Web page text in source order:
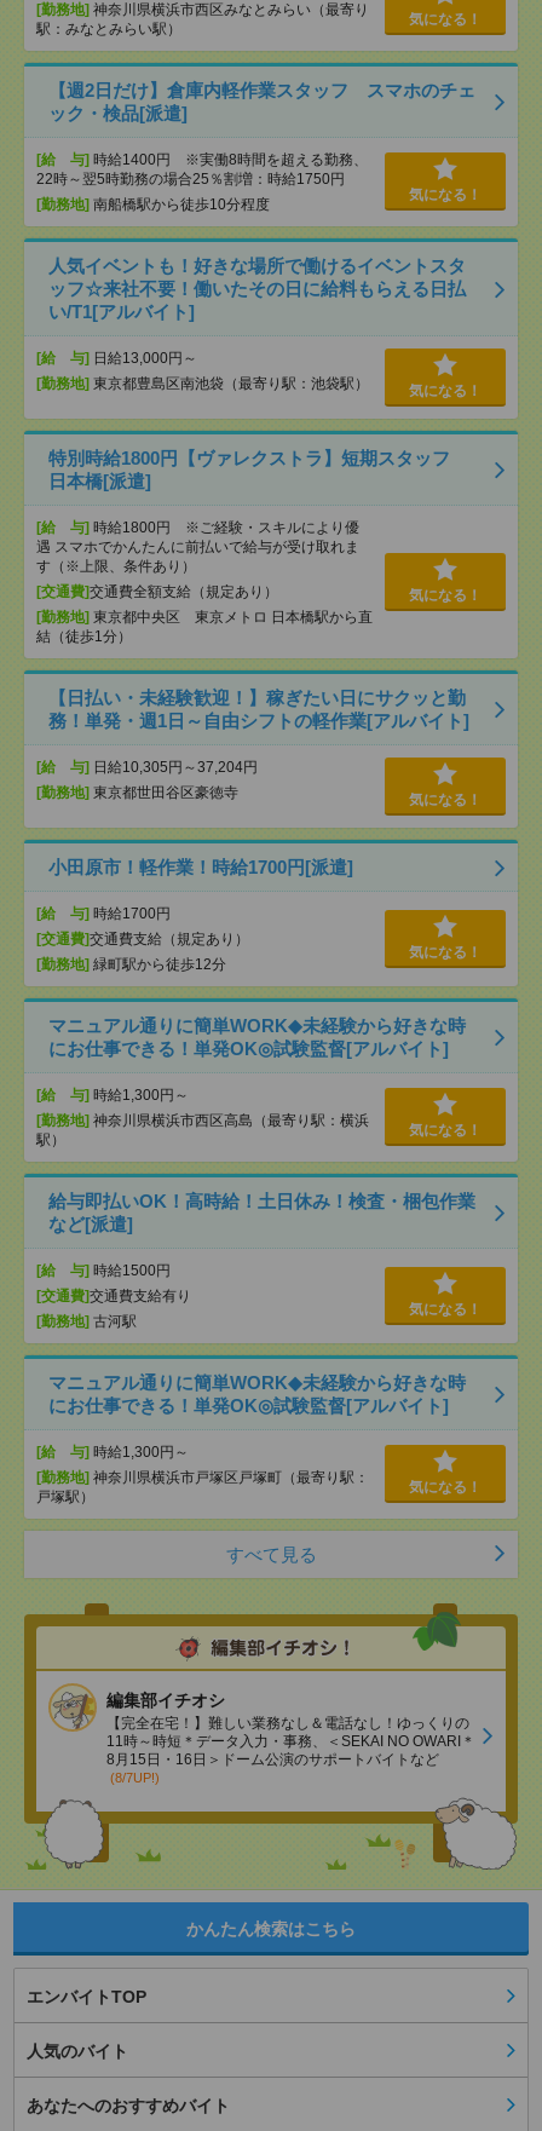
[勤務地] 神奈川県横浜市西区みなとみらい（最寄り
駅：みなとみらい駅）
気になる！
【週2日だけ】倉庫内軽作業スタッフ スマホのチェ
ック・検品[派遣]
[給 与] 時給1400円 ※実働8時間を超える勤務、
22時～翌5時勤務の場合25％割増：時給1750円
[勤務地] 南船橋駅から徒歩10分程度
気になる！
人気イベントも！好きな場所で働けるイベントスタ
ッフ☆来社不要！働いたその日に給料もらえる日払
い/T1[アルバイト]
[給 与] 日給13,000円～
[勤務地] 東京都豊島区南池袋（最寄り駅：池袋駅） 気になる！
特別時給1800円【ヴァレクストラ】短期スタッフ
日本橋[派遣]
[給 与] 時給1800円 ※ご経験・スキルにより優
遇 スマホでかんたんに前払いで給与が受け取れま
す（※上限、条件あり）
[交通費]交通費全額支給（規定あり）
[勤務地] 東京都中央区 東京メトロ 日本橋駅から直
結（徒歩1分）
気になる！
【日払い・未経験歓迎！】稼ぎたい日にサクッと勤
務！単発・週1日～自由シフトの軽作業[アルバイト]
[給 与] 日給10,305円～37,204円
[勤務地] 東京都世田谷区豪徳寺 気になる！
小田原市！軽作業！時給1700円[派遣]
[給 与] 時給1700円
[交通費]交通費支給（規定あり）
[勤務地] 緑町駅から徒歩12分
気になる！
マニュアル通りに簡単WORK◆未経験から好きな時
にお仕事できる！単発OK◎試験監督[アルバイト]
[給 与] 時給1,300円～
[勤務地] 神奈川県横浜市西区高島（最寄り駅：横浜
駅）
気になる！
給与即払いOK！高時給！土日休み！検査・梱包作業
など[派遣]
[給 与] 時給1500円
[交通費]交通費支給有り
[勤務地] 古河駅
気になる！
マニュアル通りに簡単WORK◆未経験から好きな時
にお仕事できる！単発OK◎試験監督[アルバイト]
[給 与] 時給1,300円～
[勤務地] 神奈川県横浜市戸塚区戸塚町（最寄り駅：
戸塚駅）
気になる！
すべて見る
編集部イチオシ
【完全在宅！】難しい業務なし＆電話なし！ゆっくりの
11時～時短＊データ入力・事務、＜SEKAI NO OWARI＊
8月15日・16日＞ドーム公演のサポートバイトなど
(8/7UP!)
かんたん検索はこちら
エンバイトTOP
人気のバイト
あなたへのおすすめバイト